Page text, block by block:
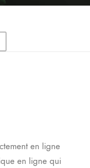
en ligne
en ligne qui